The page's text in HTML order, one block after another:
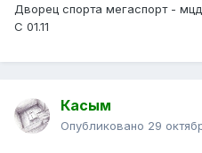
Дворец спорта мегаспорт -
С 01.11
Касым
Опубликовано 29